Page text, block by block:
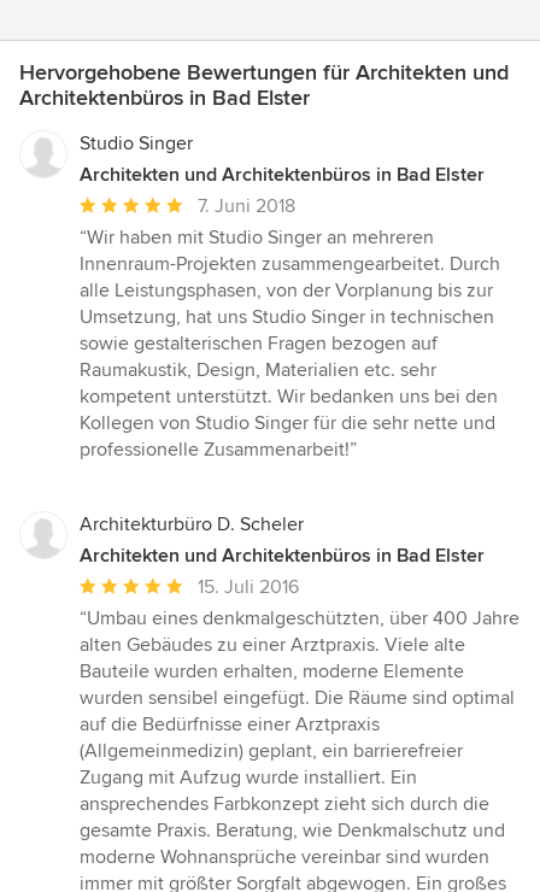
Hervorgehobene Bewertungen für Architekten und
Architektenbüros in Bad Elster
Studio Singer
Architekten und Architektenbüros in Bad Elster
Durchschnittliche
Bewertung:
5
von
5
Sternen
7. Juni 2018
“Wir haben mit Studio Singer an mehreren
Innenraum-Projekten zusammengearbeitet. Durch
alle Leistungsphasen, von der Vorplanung bis zur
Umsetzung, hat uns Studio Singer in technischen
sowie gestalterischen Fragen bezogen auf
Raumakustik, Design, Materialien etc. sehr
kompetent unterstützt. Wir bedanken uns bei den
Kollegen von Studio Singer für die sehr nette und
professionelle Zusammenarbeit!”
Architekturbüro D. Scheler
Architekten und Architektenbüros in Bad Elster
Durchschnittliche
Bewertung:
5
von
5
Sternen
15. Juli 2016
“Umbau eines denkmalgeschützten, über 400 Jahre
alten Gebäudes zu einer Arztpraxis. Viele alte
Bauteile wurden erhalten, moderne Elemente
wurden sensibel eingefügt. Die Räume sind optimal
auf die Bedürfnisse einer Arztpraxis
(Allgemeinmedizin) geplant, ein barrierefreier
Zugang mit Aufzug wurde installiert. Ein
ansprechendes Farbkonzept zieht sich durch die
gesamte Praxis. Beratung, wie Denkmalschutz und
moderne Wohnansprüche vereinbar sind wurden
immer mit größter Sorgfalt abgewogen. Ein großes